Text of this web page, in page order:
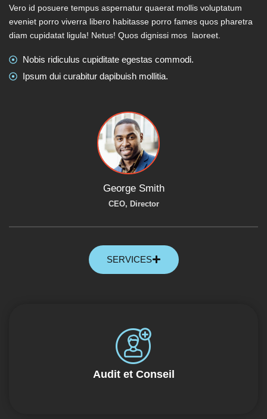
Vero id posuere tempus aspernatur quaerat mollis voluptatum
eveniet porro viverra libero habitasse porro fames quos pharetra
diam cupidatat ligula! Netus! Quos dignissi mos laoreet.
Nobis ridiculus cupiditate egestas commodi.
Ipsum dui curabitur dapibuish mollitia.
George Smith
CEO, Director
SERVICES
Audit et Conseil